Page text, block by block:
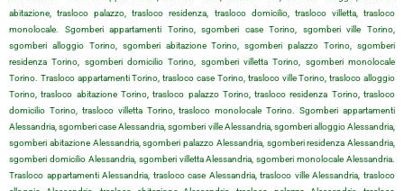
abitazione, trasloco palazzo, trasloco residenza, trasloco domicilio, trasloco villetta, trasloco
monolocale. Sgomberi appartamenti Torino, sgomberi case Torino, sgomberi ville Torino,
sgomberi alloggio Torino, sgomberi abitazione Torino, sgomberi palazzo Torino, sgomberi
residenza Torino, sgomberi domicilio Torino, sgomberi villetta Torino, sgomberi monolocale
Torino. Trasloco appartamenti Torino, trasloco case Torino, trasloco ville Torino, trasloco alloggio
Torino, trasloco abitazione Torino, trasloco palazzo Torino, trasloco residenza Torino, trasloco
domicilio Torino, trasloco villetta Torino, trasloco monolocale Torino. Sgomberi appartamenti
Alessandria, sgomberi case Alessandria, sgomberi ville Alessandria, sgomberi alloggio Alessandria,
sgomberi abitazione Alessandria, sgomberi palazzo Alessandria, sgomberi residenza Alessandria,
sgomberi domicilio Alessandria, sgomberi villetta Alessandria, sgomberi monolocale Alessandria.
Trasloco appartamenti Alessandria, trasloco case Alessandria, trasloco ville Alessandria, trasloco